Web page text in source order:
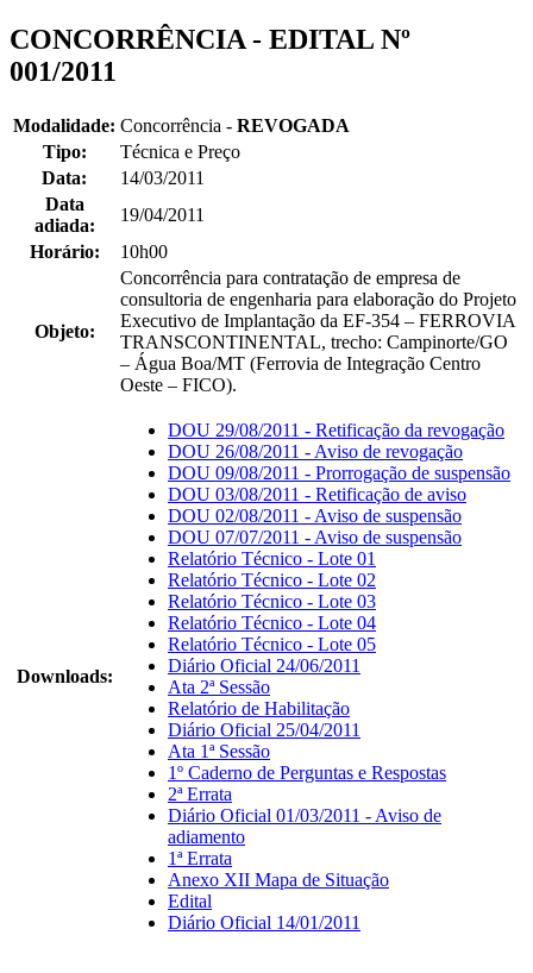
CONCORRÊNCIA - EDITAL Nº
001/2011
Modalidade: Concorrência - REVOGADA
Tipo:
Técnica e Preço
Data:
14/03/2011
Data
adiada:
19/04/2011
Horário:
10h00
Objeto:
Concorrência para contratação de empresa de
consultoria de engenharia para elaboração do Projeto
Executivo de Implantação da EF-354 – FERROVIA
TRANSCONTINENTAL, trecho: Campinorte/GO
– Água Boa/MT (Ferrovia de Integração Centro
Oeste – FICO).
Downloads:
DOU 29/08/2011 - Retificação da revogação
DOU 26/08/2011 - Aviso de revogação
DOU 09/08/2011 - Prorrogação de suspensão
DOU 03/08/2011 - Retificação de aviso
DOU 02/08/2011 - Aviso de suspensão
DOU 07/07/2011 - Aviso de suspensão
Relatório Técnico - Lote 01
Relatório Técnico - Lote 02
Relatório Técnico - Lote 03
Relatório Técnico - Lote 04
Relatório Técnico - Lote 05
Diário Oficial 24/06/2011
Ata 2ª Sessão
Relatório de Habilitação
Diário Oficial 25/04/2011
Ata 1ª Sessão
1º Caderno de Perguntas e Respostas
2ª Errata
Diário Oficial 01/03/2011 - Aviso de
adiamento
1ª Errata
Anexo XII Mapa de Situação
Edital
Diário Oficial 14/01/2011